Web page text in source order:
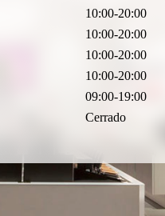
10:00-20:00
10:00-20:00
10:00-20:00
10:00-20:00
09:00-19:00
Cerrado